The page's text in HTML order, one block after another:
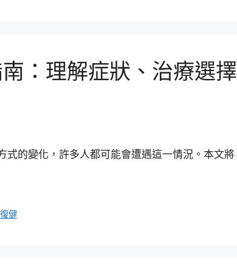
：理解症狀、治療選擇
式的變化，許多人都可能會遭遇這一情況。本文將
健